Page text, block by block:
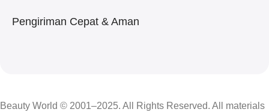
Pengiriman Cepat & Aman
Beauty World © 2001–2025. All Rights Reserved. All materials